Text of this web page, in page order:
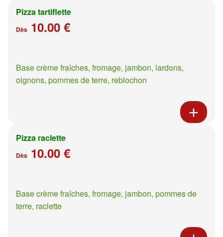
Pizza tartiflette
Dès 10.00 €
Base crème fraîches, fromage, jambon, lardons,
oignons, pommes de terre, reblochon
Pizza raclette
Dès 10.00 €
Base crème fraîches, fromage, jambon, pommes de
terre, raclette